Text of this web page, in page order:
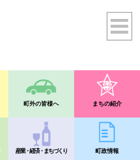
町外の皆様へ まちの紹介
産業・経済・まちづくり 町政情報